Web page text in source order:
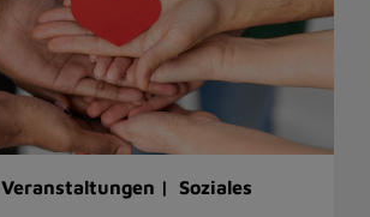
Veranstaltungen | Soziales